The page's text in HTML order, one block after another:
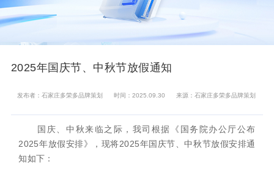
2025年国庆节、中秋节放假通知
发布者：石家庄多荣多品牌策划 时间：2025.09.30 来源：石家庄多荣多品牌策划
国庆、中秋来临之际，我司根据《国务院办公厅公布
2025年放假安排》，现将2025年国庆节、中秋节放假安排通
知如下：